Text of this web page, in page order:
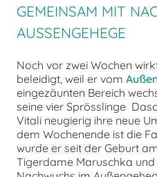
GEMEINSAM MIT
AUSSENGEHEGE
Noch vor zwei Wochen
beleidigt, weil er vom
eingezäunten Bereich
seine vier Sprösslinge
Vitali neugierig ihre neue
dem Wochenende ist die
wurde er seit der Geburt
Tigerdame Maruschka